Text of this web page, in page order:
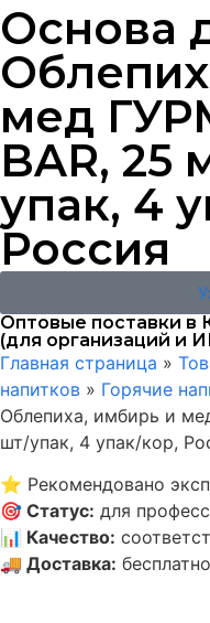
Основа
мед
BAR, 25
упак, 4
Россия
Оптовые поставки в
(для организаций и
Главная страница »
напитков » Горячие
Облепиха, имбирь и
шт/упак, 4 упак/кор,
⭐ Рекомендовано
🎯 Статус: для
📊 Качество:
🚚 Доставка: